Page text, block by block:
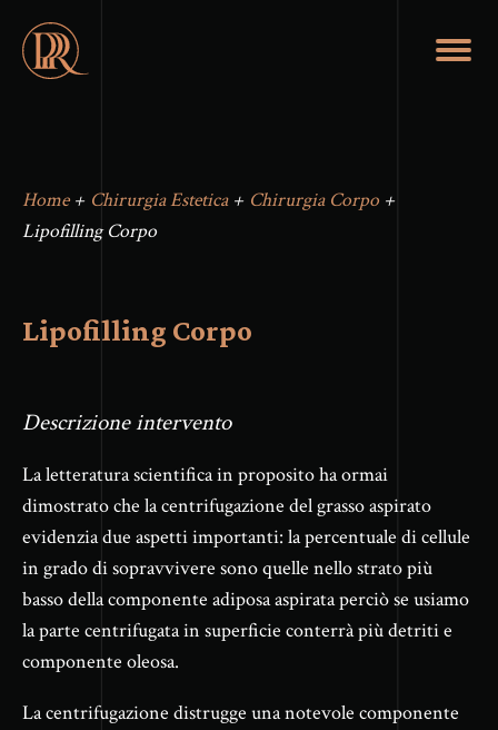
Home + Chirurgia Estetica+ Chirurgia Corpo+
Lipofilling Corpo
Lipofilling Corpo
Descrizione intervento
La letteratura scientifica in proposito ha ormai
dimostrato che la centrifugazione del grasso aspirato
evidenzia due aspetti importanti: la percentuale di cellule
in grado di sopravvivere sono quelle nello strato più
basso della componente adiposa aspirata perciò se usiamo
la parte centrifugata in superficie conterrà più detriti e
componente oleosa.
La centrifugazione distrugge una notevole componente